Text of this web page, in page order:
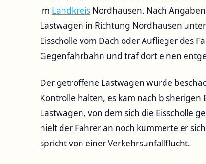
im Landkreis Nordhausen. Nach
Lastwagen in Richtung Nordhausen
Eisscholle vom Dach oder Auflieger des
Gegenfahrbahn und traf dort einen
Der getroffene Lastwagen wurde
Kontrolle halten, es kam nach
Lastwagen, von dem sich die Eisscholle
hielt der Fahrer an noch kümmerte er
spricht von einer Verkehrsunfallflucht.